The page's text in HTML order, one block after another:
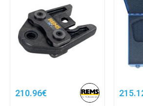
210.96€